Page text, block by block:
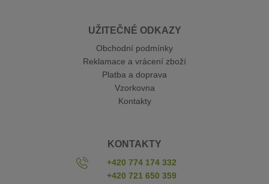
UŽITEČNÉ ODKAZY
Obchodní podmínky
Reklamace a vrácení zboží
Platba a doprava
Vzorkovna
Kontakty
KONTAKTY
+420 774 174 332
+420 721 650 359